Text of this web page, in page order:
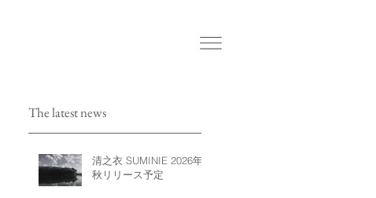
The latest news
清之衣 SUMINIE 2026年
秋リリース予定